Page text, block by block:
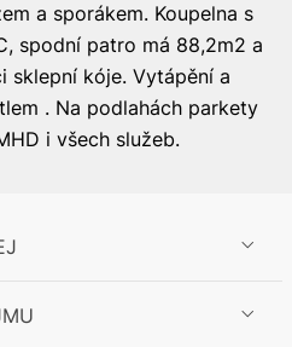
a sporákem. Koupelna s
spodní patro má 88,2m2 a
sklepní kóje. Vytápění a
. Na podlahách parkety
i všech služeb.